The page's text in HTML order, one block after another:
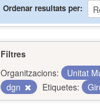
Ordenar resultats per
Filtres
Organitzacions:
Unitat
dgn
Etiquetes: